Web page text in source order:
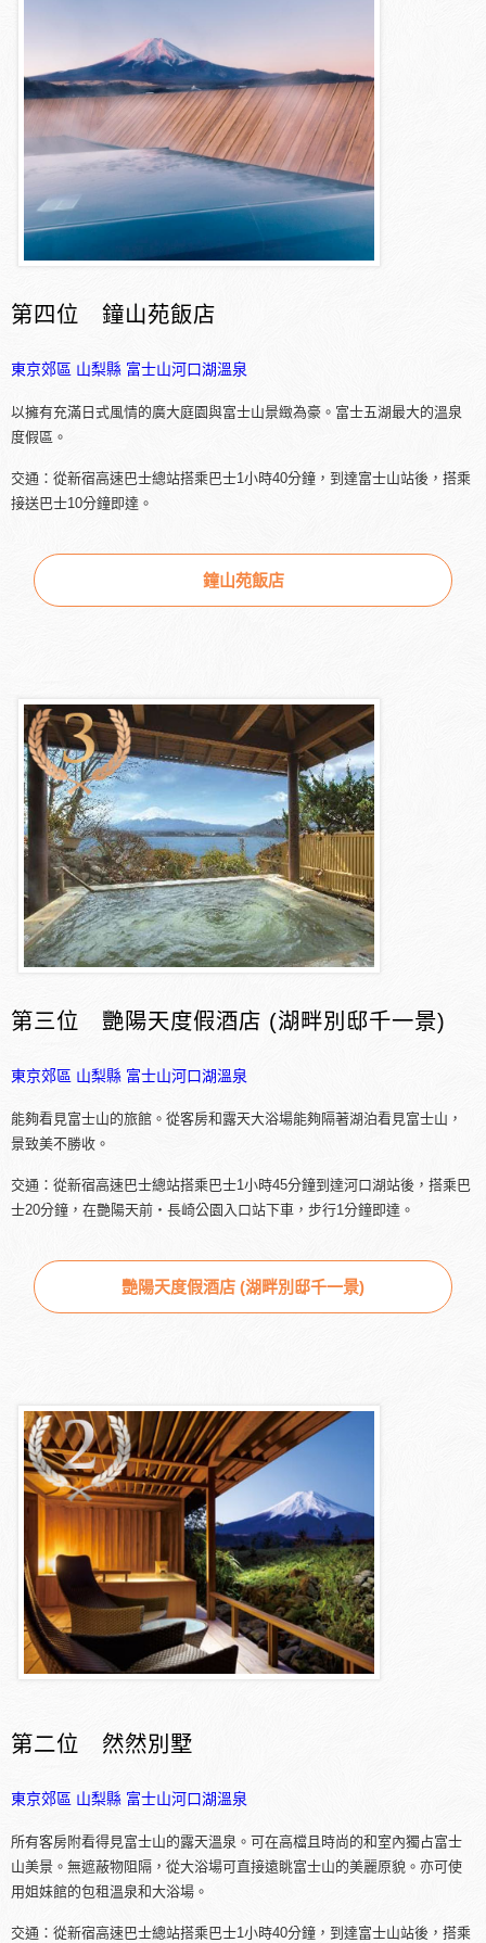
第四位 鐘山苑飯店
東京郊區 山梨縣 富士山河口湖溫泉
以擁有充滿日式風情的廣大庭園與富士山景緻為豪。富士五湖最大的溫泉
度假區。
交通：從新宿高速巴士總站搭乘巴士1小時40分鐘，到達富士山站後，搭乘
接送巴士10分鐘即達。
鐘山苑飯店
第三位 艷陽天度假酒店 (湖畔別邸千一景)
東京郊區 山梨縣 富士山河口湖溫泉
能夠看見富士山的旅館。從客房和露天大浴場能夠隔著湖泊看見富士山，
景致美不勝收。
交通：從新宿高速巴士總站搭乘巴士1小時45分鐘到達河口湖站後，搭乘巴
士20分鐘，在艷陽天前・長崎公園入口站下車，步行1分鐘即達。
艷陽天度假酒店 (湖畔別邸千一景)
第二位 然然別墅
東京郊區 山梨縣 富士山河口湖溫泉
所有客房附看得見富士山的露天溫泉。可在高檔且時尚的和室內獨占富士
山美景。無遮蔽物阻隔，從大浴場可直接遠眺富士山的美麗原貌。亦可使
用姐妹館的包租溫泉和大浴場。
交通：從新宿高速巴士總站搭乘巴士1小時40分鐘，到達富士山站後，搭乘